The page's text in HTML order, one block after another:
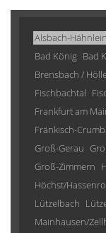
Alsbach-Hähnlein
Bad König Bad
Brensbach /
Fischbachtal
Frankfurt am
Fränkisch-
Groß-Gerau
Groß-Zimmern
Höchst/
Lützelbach
Mainhausen/